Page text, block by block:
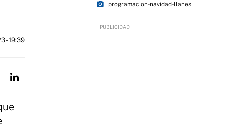
photo_camera programacion-navidad-llanes
- 19:39